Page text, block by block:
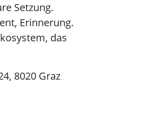
Setzung.
Erinnerung.
das
8020 Graz